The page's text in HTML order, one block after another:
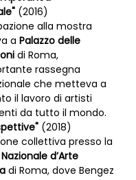
(2016)
alla mostra
a Palazzo delle
di Roma,
rassegna
che metteva a
il lavoro di artisti
da tutto il mondo.
(2018)
collettiva presso la
d’Arte
di Roma, dove Bengez